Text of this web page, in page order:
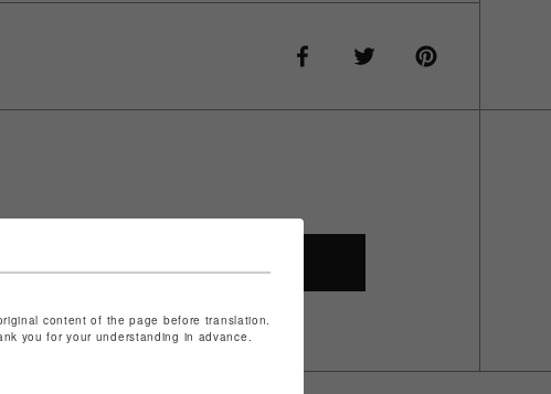
content of the page before translation.
you for your understanding in advance.